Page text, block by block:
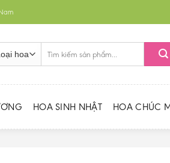
kiếm:
HOA SINH NHẬT HOA CHÚC